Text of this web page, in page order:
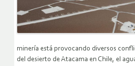
minería está provocando diversos
del desierto de Atacama en Chile, el